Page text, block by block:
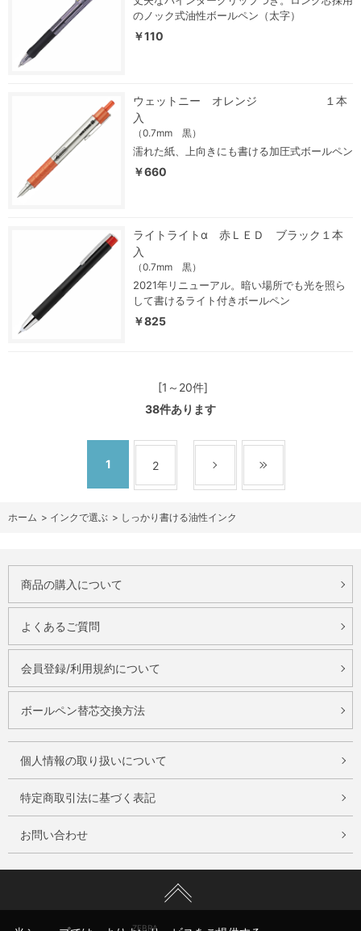
のノック式油性ボールペン（太字）
￥110
ウェットニー オレンジ １本
入
（0.7mm 黒）
濡れた紙、上向きにも書ける加圧式ボールペン
￥660
ライトライトα 赤ＬＥＤ ブラック１本
入
（0.7mm 黒）
2021年リニューアル。暗い場所でも光を照ら
して書けるライト付きボールペン
￥825
[1～20件]
38件あります
1 2
ホーム > インクで選ぶ > しっかり書ける油性インク
商品の購入について
よくあるご質問
会員登録/利用規約について
ボールペン替芯交換方法
個人情報の取り扱いについて
特定商取引法に基づく表記
お問い合わせ
ZEBRA